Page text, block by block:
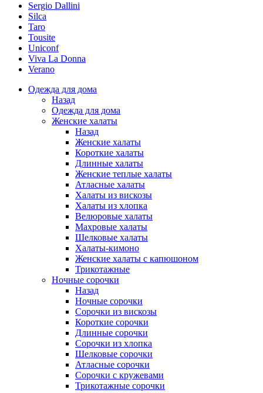
Sergio Dallini
Silca
Taro
Tousite
Uniconf
Viva La Donna
Verano
Одежда для дома
Назад
Одежда для дома
Женские халаты
Назад
Женские халаты
Короткие халаты
Длинные халаты
Женские теплые халаты
Атласные халаты
Халаты из вискозы
Халаты из хлопка
Велюровые халаты
Махровые халаты
Шелковые халаты
Халаты-кимоно
Женские халаты с капюшоном
Трикотажные
Ночные сорочки
Назад
Ночные сорочки
Сорочки из вискозы
Короткие сорочки
Длинные сорочки
Сорочки из хлопка
Шелковые сорочки
Атласные сорочки
Сорочки с кружевами
Трикотажные сорочки